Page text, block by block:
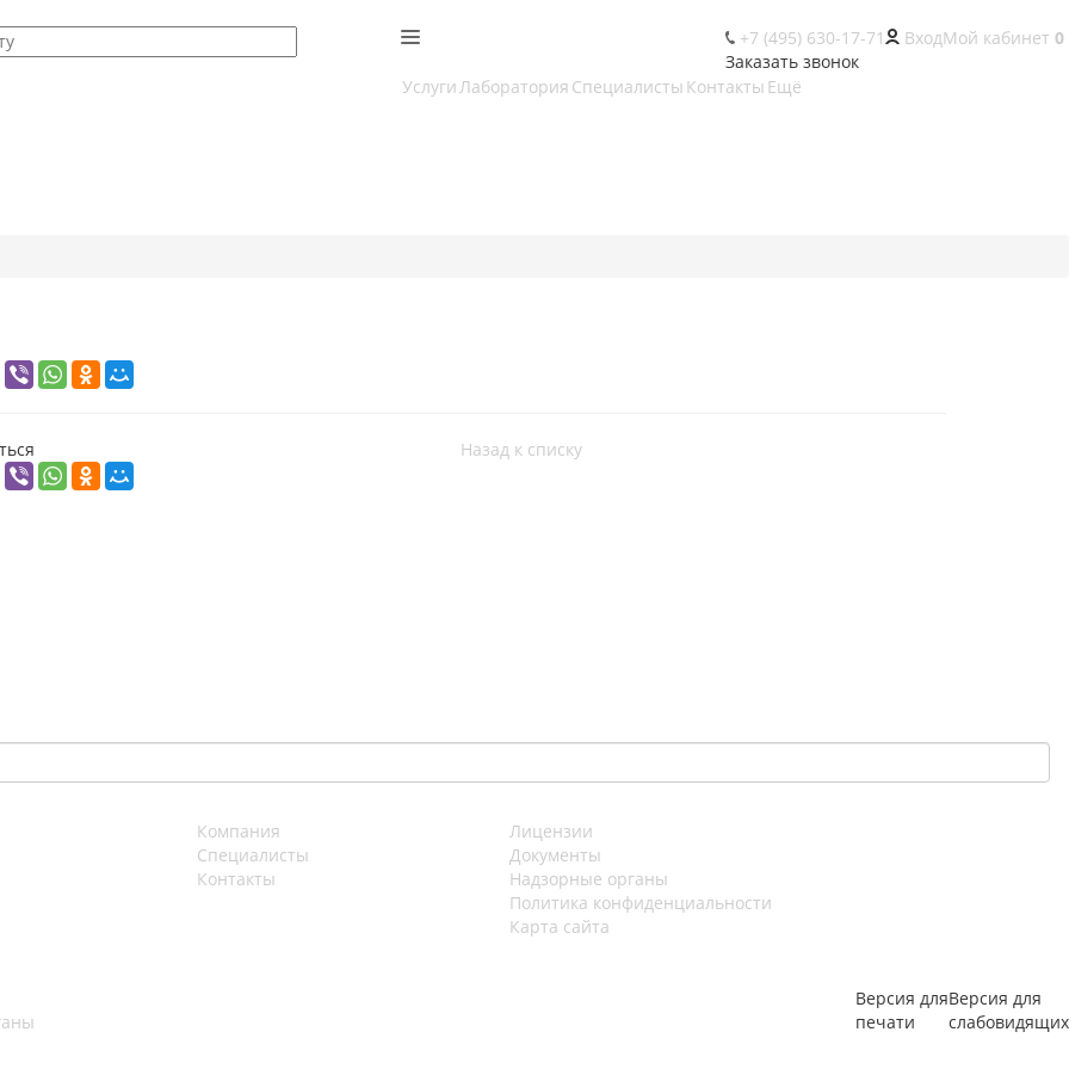
0
ВходМой кабинет
+7 (495) 630-17-71
Заказать звонок
УслугиЛаборатория Специалисты Контакты Ещё
Назад к списку
Компания
Специалисты
Контакты
Лицензии
Документы
Надзорные органы
Политика конфиденциальности
Карта сайта
Версия для
слабовидящих
Версия для
печати